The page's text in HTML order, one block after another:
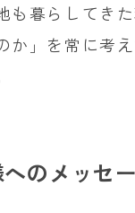
も暮らしてき
か」を常に考
のメッセ